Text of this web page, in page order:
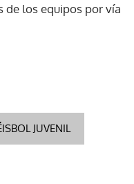
de los equipos por vía
JUVENIL